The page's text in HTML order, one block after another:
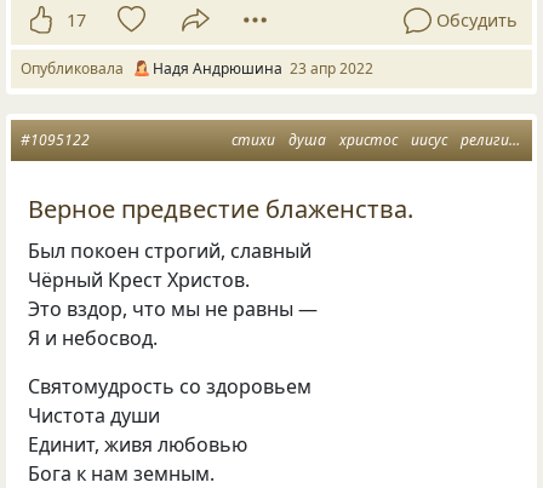
17 Обсудить
Опубликовала Надя Андрюшина 23 апр 2022
стихи душа христос иисус религиозная лирика
#1095122
Верное предвестие блаженства.
Был покоен строгий, славный
Чёрный Крест Христов.
Это вздор, что мы не равны —
Я и небосвод.
Святомудрость со здоровьем
Чистота души
Единит, живя любовью
Бога к нам земным.